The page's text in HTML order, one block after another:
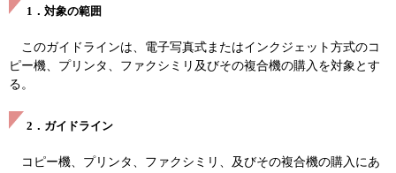
1．対象の範囲
このガイドラインは、電子写真式またはインクジェット方式のコ
ピー機、プリンタ、ファクシミリ及びその複合機の購入を対象とす
る。
2．ガイドライン
コピー機、プリンタ、ファクシミリ、及びその複合機の購入にあ